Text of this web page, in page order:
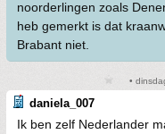
noorderlingen zoals
heb gemerkt is dat
Brabant niet.
•
daniela_007
Ik ben zelf Nederlander